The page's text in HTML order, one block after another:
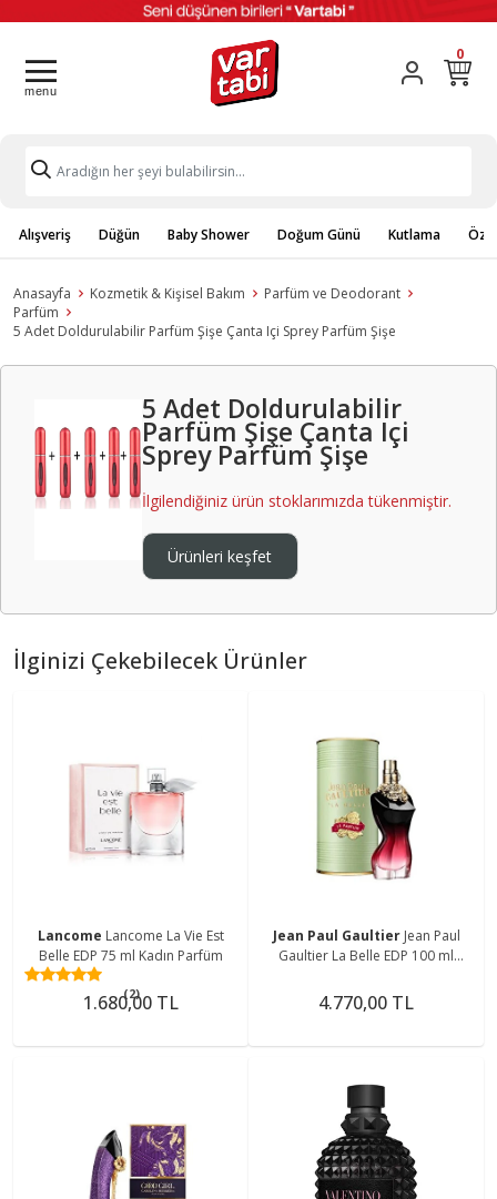
0
Alışveriş Düğün Baby Shower Doğum Günü Kutlama
Anasayfa Kozmetik & Kişisel Bakım
Parfüm ve Deodorant
Parfüm
5 Adet Doldurulabilir Parfüm Şişe Çanta Içi Sprey Parfüm Şişe
5 Adet Doldurulabilir
Parfüm Şişe Çanta Içi
Sprey Parfüm Şişe
İlgilendiğiniz ürün stoklarımızda tükenmiştir.
Ürünleri keşfet
İlginizi Çekebilecek Ürünler
Lancome Lancome La Vie Est
Belle EDP 75 ml Kadın Parfüm
(2)
1.680,00 TL
Jean Paul Gaultier Jean Paul
Gaultier La Belle EDP 100 ml
4.770,00 TL